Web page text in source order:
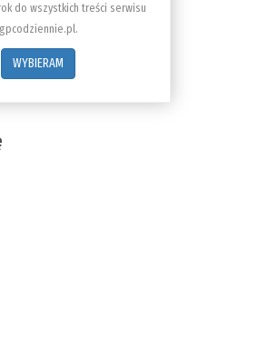
do wszystkich treści serwisu
gpcodziennie.pl.
WYBIERAM